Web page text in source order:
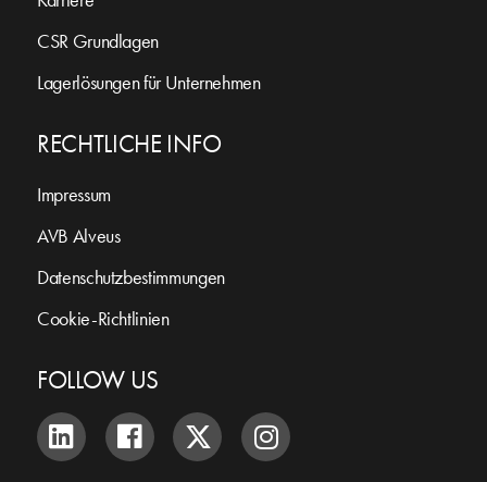
CSR Grundlagen
Lagerlösungen für Unternehmen
RECHTLICHE INFO
Impressum
AVB Alveus
Datenschutzbestimmungen
Cookie-Richtlinien
FOLLOW US